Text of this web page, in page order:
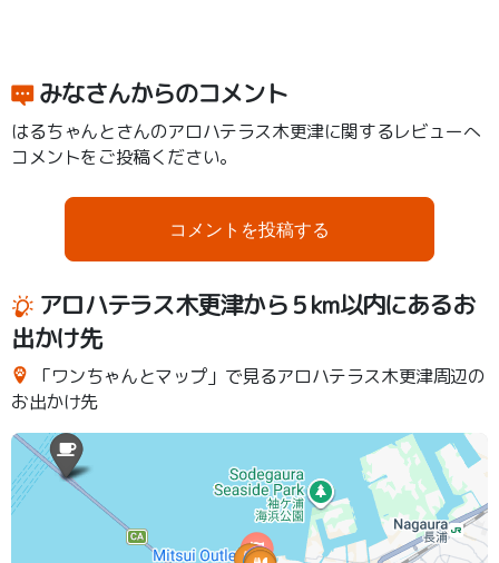
みなさんからのコメント
はるちゃんとさんのアロハテラス木更津に関するレビューへ
コメントをご投稿ください。
コメントを投稿する
アロハテラス木更津から５km以内にあるお
出かけ先
「ワンちゃんとマップ」で見るアロハテラス木更津周辺の
お出かけ先